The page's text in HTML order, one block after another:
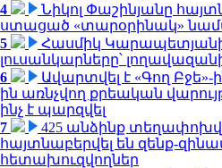
4
Նիկոլ Փաշինյանը
ստացած «տարօրինակ»
5
Հասմիկ
լուսանկարները՝
6
Ավարտվել է «Գող Բջե»-
ին առնչվող քրեական
ինչ է պարզվել
7
425 անձինք
հայտնաբերվել են զենք-
հետախուզվողներ